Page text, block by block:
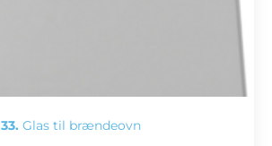
33. Glas til brændeovn